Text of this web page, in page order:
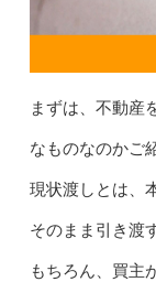
まずは、不動産
なものなのかご
現状渡しとは、
そのまま引き渡
もちろん、買主